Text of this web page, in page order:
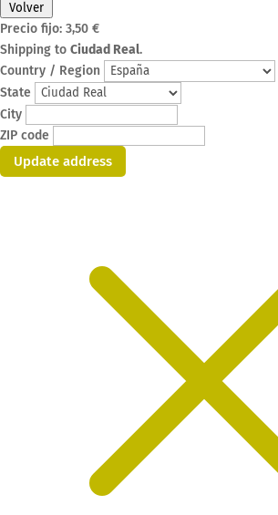
Volver
Precio fijo: 3,50 €
Shipping to Ciudad Real.
Country / Region
State
City
ZIP code
Update address